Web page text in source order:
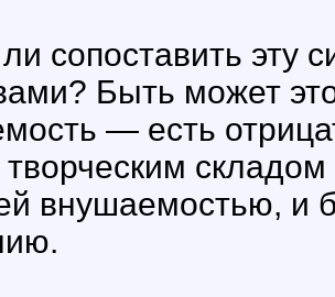
сопоставить эту
Быть может
— есть
внушаемостью, и